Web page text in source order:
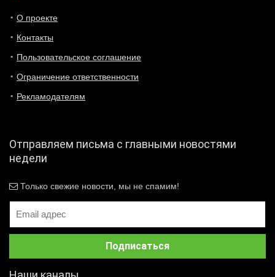
О проекте
Контакты
Пользовательское соглашение
Ограничение ответственности
Рекламодателям
Отправляем письма с главными новостями
недели
Только свежие новости, мы не спамим!